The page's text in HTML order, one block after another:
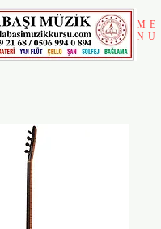
ME
NU